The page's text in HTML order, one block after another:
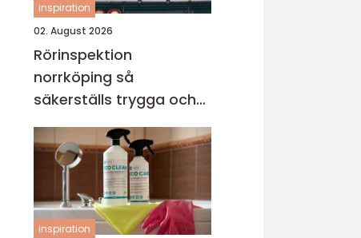
inspiration
02. August 2026
Rörinspektion
norrköping så
säkerställs trygga och
hållbara avloppssystem
inspiration